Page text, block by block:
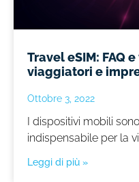
Travel eSIM: FAQ
viaggiatori e
Ottobre 3, 2022
I dispositivi mobili
indispensabile per la
Leggi di più »